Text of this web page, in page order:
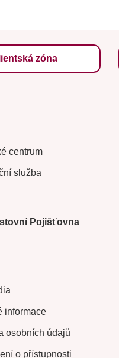
zóna
centrum
služba
Pojišťovna
informace
osobních údajů
o přístupnosti